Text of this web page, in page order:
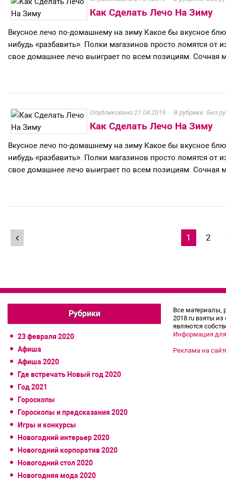
Как Сделать Лечо На Зиму
Вкусное лечо по-домашнему на зиму Какое бы вкусное
нибудь «разбавить». Полки магазинов просто ломятся от
свое домашнее лечо выиграет по всем позициям. Сочная
21.04.2019 Без
Как Сделать Лечо На Зиму
Вкусное лечо по-домашнему на зиму Какое бы вкусное
нибудь «разбавить». Полки магазинов просто ломятся от
свое домашнее лечо выиграет по всем позициям. Сочная
Навигация
1 2
Рубрики
23 февраля 2020
Афиша
Афиша 2020
Где встречать Новый год 2020
Год 2021
Гороскопы
Гороскопы и предсказания 2020
Игры и конкурсы
Новогодний интерьер 2020
Новогодний корпоратив 2020
Новогодний стол 2020
Новогодняя мода 2020
Все материалы,
2018.ru взяты
являются
Информация
Реклама на